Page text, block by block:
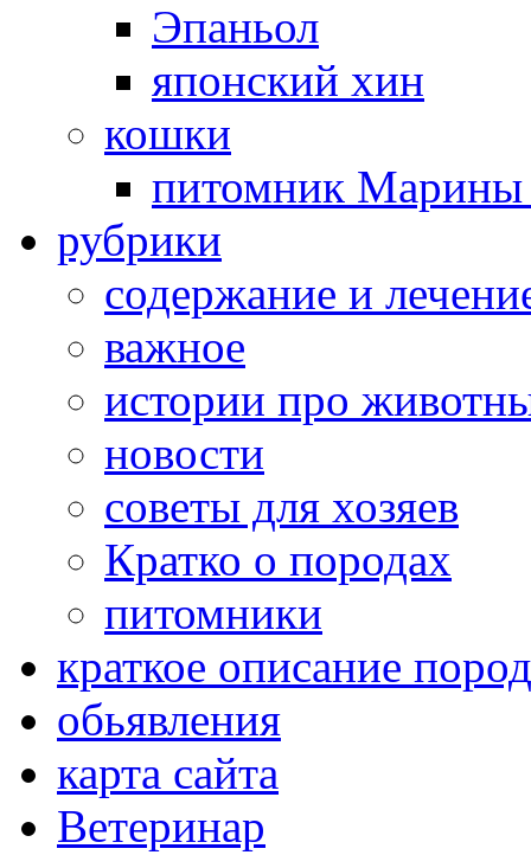
Эпаньол
японский хин
кошки
питомник Марины
рубрики
cодержание и
важное
истории про
новости
советы для хозяев
Кратко о породах
питомники
краткое описание пород
обьявления
карта сайта
Ветеринар